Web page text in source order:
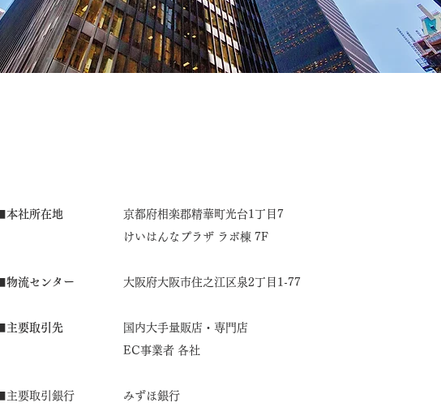
■本社所在地
■物流センター
■主要取引先
主要取引銀行
京都府相楽郡精華町光台1丁目7
けいはんなプラザ ラボ棟 7F
大阪府大阪市住之江区泉2丁目1-77
国内大手量販店・専門店
EC事業者 各社
みずほ銀行